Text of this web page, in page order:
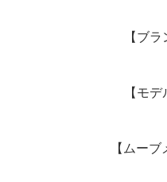
【ブ
【モ
【ムー